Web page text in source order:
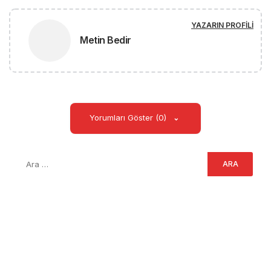
Metin Bedir
YAZARIN PROFILI
Yorumları Göster (0)